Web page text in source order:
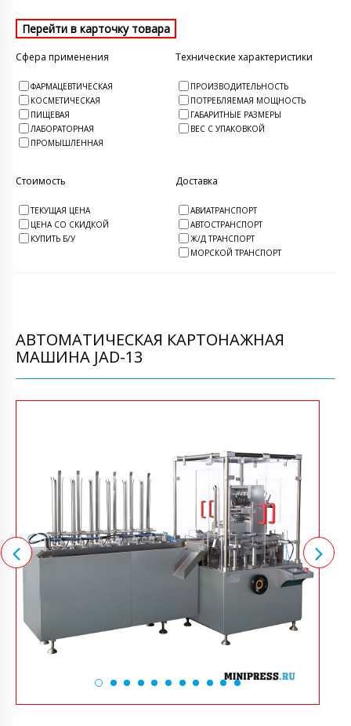
Сфера применения
ФАРМАЦЕВТИЧЕСКАЯ
КОСМЕТИЧЕСКАЯ
ПИЩЕВАЯ
ЛАБОРАТОРНАЯ
ПРОМЫШЛЕННАЯ
Технические характеристики
ПРОИЗВОДИТЕЛЬНОСТЬ
ПОТРЕБЛЯЕМАЯ МОЩНОСТЬ
ГАБАРИТНЫЕ РАЗМЕРЫ
ВЕС С УПАКОВКОЙ
Стоимость
ТЕКУЩАЯ ЦЕНА
ЦЕНА СО СКИДКОЙ
КУПИТЬ Б/У
Доставка
АВИАТРАНСПОРТ
АВТОСТРАНСПОРТ
Ж/Д ТРАНСПОРТ
МОРСКОЙ ТРАНСПОРТ
АВТОМАТИЧЕСКАЯ КАРТОНАЖНАЯ
МАШИНА JAD-13